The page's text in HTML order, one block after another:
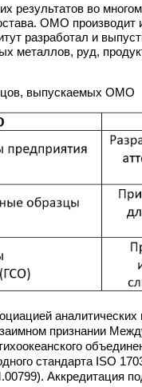
результатов во
ОМО производит
разработал и
металлов, руд,
выпускаемых ОМО
признании
стандарта ISO
Аккредитация